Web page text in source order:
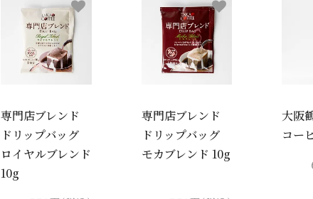
専門店ブレンド
ドリップバッグ
ロイヤルブレンド
10g
専門店ブレンド
ドリップバッグ
モカブレンド 10g
大阪
コー